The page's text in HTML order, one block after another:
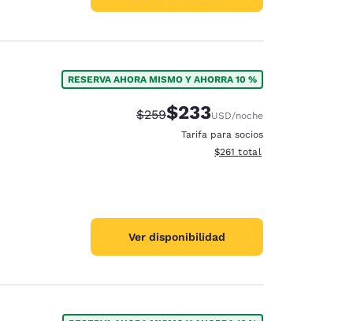
RESERVA AHORA MISMO Y AHORRA 10 %
Tarifa tachada:
$259Tarifa reducida:
$233USD/noche
Tarifa para socios
Ver detalles totales
$261 total
Ver disponibilidad